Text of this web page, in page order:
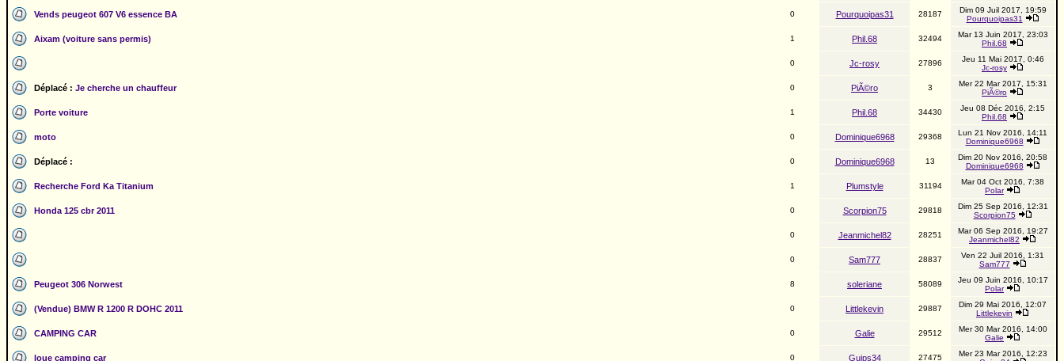
Vends peugeot 607 V6 essence BA 0 Pourquoipas31 28187
Dim 09 Juil 2017, 19:59
Pourquoipas31
Aixam (voiture sans permis) 1 Phil.68 32494
Mar 13 Juin 2017, 23:03
Phil.68
0 Jc-rosy 27896
Jeu 11 Mai 2017, 0:46
Jc-rosy
Déplacé : Je cherche un chauffeur 0 PiÃ©ro 3
Mer 22 Mar 2017, 15:31
PiÃ©ro
Porte voiture 1 Phil.68 34430
Jeu 08 Déc 2016, 2:15
Phil.68
moto 0 Dominique6968 29368
Lun 21 Nov 2016, 14:11
Dominique6968
Déplacé : 0 Dominique6968 13
Dim 20 Nov 2016, 20:58
Dominique6968
Recherche Ford Ka Titanium 1 Plumstyle 31194
Mar 04 Oct 2016, 7:38
Polar
Honda 125 cbr 2011 0 Scorpion75 29818
Dim 25 Sep 2016, 12:31
Scorpion75
0 Jeanmichel82 28251
Mar 06 Sep 2016, 19:27
Jeanmichel82
0 Sam777 28837
Ven 22 Juil 2016, 1:31
Sam777
Peugeot 306 Norwest 8 soleriane 58089
Jeu 09 Juin 2016, 10:17
Polar
(Vendue) BMW R 1200 R DOHC 2011 0 Littlekevin 29887
Dim 29 Mai 2016, 12:07
Littlekevin
CAMPING CAR 0 Galie 29512
Mer 30 Mar 2016, 14:00
Galie
loue camping car 0 Guips34 27475
Mer 23 Mar 2016, 12:23